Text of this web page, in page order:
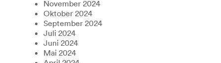
November 2024
Oktober 2024
September 2024
Juli 2024
Juni 2024
Mai 2024